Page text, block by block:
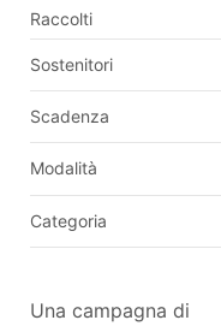
Raccolti
Sostenitori
Scadenza
Modalità
Categoria
Una campagna di